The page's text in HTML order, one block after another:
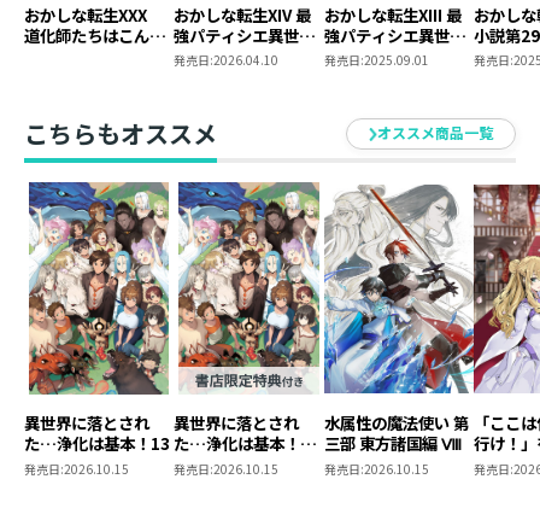
おかしな転生XXX
道化師たちはこんが
おかしな転生XIV 最
強パティシエ異世界
降臨
発売日:2026.04.10
おかしな転生XIII 最
強パティシエ異世界
降臨
発売日:2025.09.01
おかし
小説第
クス第
発売日:
こちらもオススメ オススメ商品一覧
異世界に落とされ
た…浄化は基本！13
発売日:2026.10.15
異世界に落とされ
た…浄化は基本！
13【ピッコマ限定
SS付き】
発売日:2026.10.15
水属性の魔法使い 第
三部 東方諸国編 Ⅷ
発売日:2026.10.15
「ここ
行け！
にたが
宙下剋
発売日: